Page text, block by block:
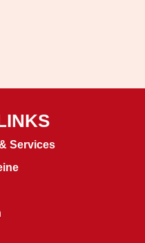
Services